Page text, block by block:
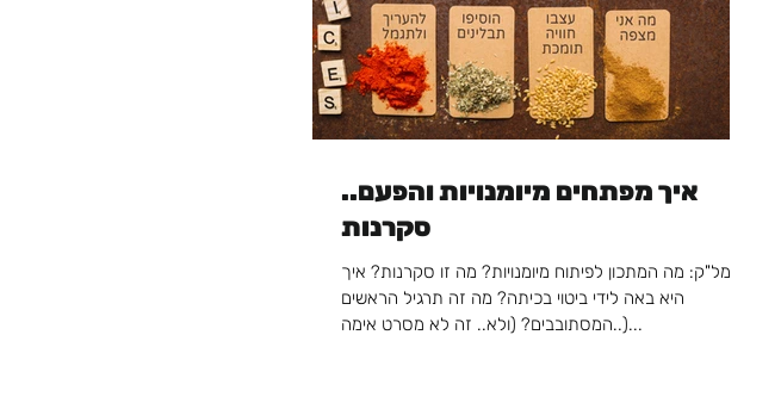
איך מפתחים מיומנויות והפעם..
סקרנות
אמל"ק: מה המתכון לפיתוח מיומנויות? מה זו סקרנות? איך
היא באה לידי ביטוי בכיתה? מה זה תרגיל הראשים
המסתובבים? (ולא.. זה לא מסרט אימה..)...